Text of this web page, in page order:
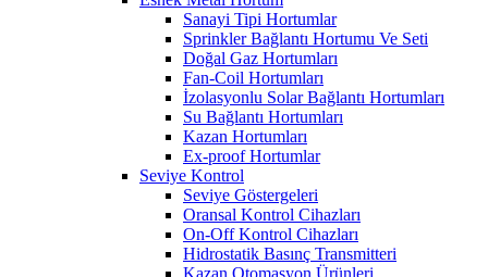
Sanayi Tipi Hortumlar
Sprinkler Bağlantı Hortumu Ve Seti
Doğal Gaz Hortumları
Fan-Coil Hortumları
İzolasyonlu Solar Bağlantı Hortumları
Su Bağlantı Hortumları
Kazan Hortumları
Ex-proof Hortumlar
Seviye Kontrol
Seviye Göstergeleri
Oransal Kontrol Cihazları
On-Off Kontrol Cihazları
Hidrostatik Basınç Transmitteri
Kazan Otomasyon Ürünleri